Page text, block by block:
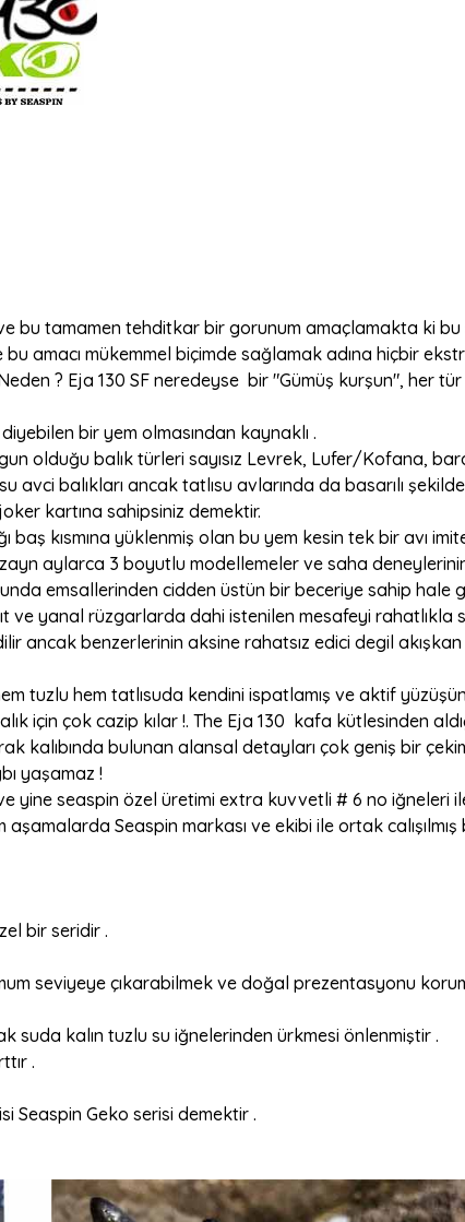
bu tamamen tehditkar bir gorunum amaçlamakta ki bu
amacı mükemmel biçimde sağlamak adına hiçbir
? Eja 130 SF neredeyse bir "Gümüş kurşun", her
bir yem olmasından kaynaklı .
olduğu balık türleri sayısız Levrek, Lufer/Kofana,
balıkları ancak tatlısu avlarında da basarılı
kartına sahipsiniz demektir.
kısmına yüklenmiş olan bu yem kesin tek bir avı
aylarca 3 boyutlu modellemeler ve saha
emsallerinden cidden üstün bir beceriye sahip hale
ve yanal rüzgarlarda dahi istenilen mesafeyi rahatlıkla
ancak benzerlerinin aksine rahatsız edici degil
tuzlu hem tatlısuda kendini ispatlamış ve aktif
için çok cazip kılar !. The Eja 130 kafa kütlesinden
bulunan alansal detayları çok geniş bir çekim
yaşamaz !
yine seaspin özel üretimi extra kuvvetli # 6 no iğneleri
Seaspin markası ve ekibi ile ortak
bir seridir .
seviyeye çıkarabilmek ve doğal prezentasyonu
suda kalın tuzlu su iğnelerinden ürkmesi önlenmiştir .
.
Seaspin Geko serisi demektir .